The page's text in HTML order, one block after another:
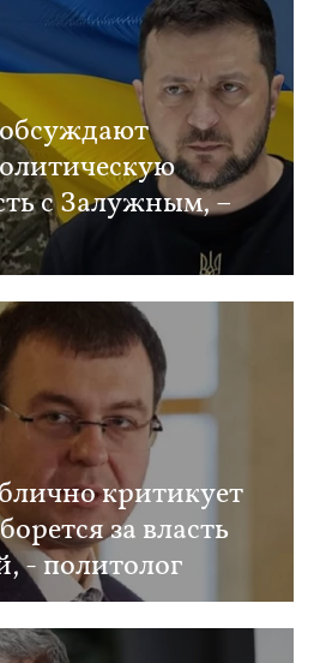
с Залужным, –
критикует
за власть
- политолог